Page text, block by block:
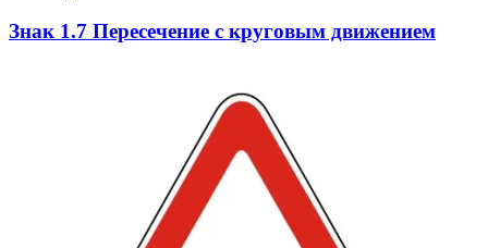
Знак 1.7 Пересечение с круговым движением